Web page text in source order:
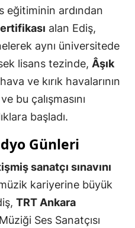
eğitiminin ardından
alan Ediş,
aynı üniversitede
lisans tezinde, Âşık
ve kırık havalarının
bu çalışmasını
başladı.
Günleri
sanatçı sınavını
kariyerine büyük
TRT Ankara
Ses Sanatçısı